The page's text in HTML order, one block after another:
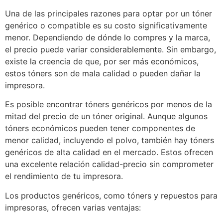
Una de las principales razones para optar por un tóner
genérico o compatible es su costo significativamente
menor. Dependiendo de dónde lo compres y la marca,
el precio puede variar considerablemente. Sin embargo,
existe la creencia de que, por ser más económicos,
estos tóners son de mala calidad o pueden dañar la
impresora.
Es posible encontrar tóners genéricos por menos de la
mitad del precio de un tóner original. Aunque algunos
tóners económicos pueden tener componentes de
menor calidad, incluyendo el polvo, también hay tóners
genéricos de alta calidad en el mercado. Estos ofrecen
una excelente relación calidad-precio sin comprometer
el rendimiento de tu impresora.
Los productos genéricos, como tóners y repuestos para
impresoras, ofrecen varias ventajas: